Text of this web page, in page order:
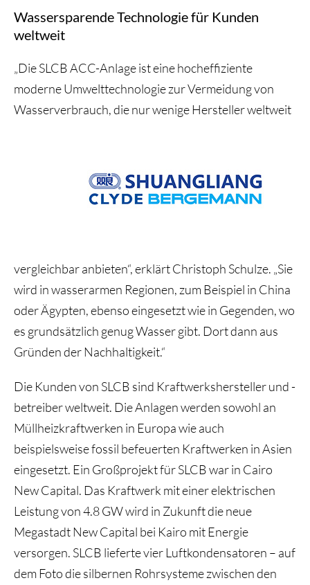
Wassersparende Technologie für Kunden
weltweit
„Die SLCB ACC-Anlage ist eine hocheffiziente
moderne Umwelttechnologie zur Vermeidung von
Wasserverbrauch, die nur wenige Hersteller weltweit
vergleichbar anbieten“, erklärt Christoph Schulze. „Sie
wird in wasserarmen Regionen, zum Beispiel in China
oder Ägypten, ebenso eingesetzt wie in Gegenden, wo
es grundsätzlich genug Wasser gibt. Dort dann aus
Gründen der Nachhaltigkeit.“
Die Kunden von SLCB sind Kraftwerkshersteller und -
betreiber weltweit. Die Anlagen werden sowohl an
Müllheizkraftwerken in Europa wie auch
beispielsweise fossil befeuerten Kraftwerken in Asien
eingesetzt. Ein Großprojekt für SLCB war in Cairo
New Capital. Das Kraftwerk mit einer elektrischen
Leistung von 4.8 GW wird in Zukunft die neue
Megastadt New Capital bei Kairo mit Energie
versorgen. SLCB lieferte vier Luftkondensatoren – auf
dem Foto die silbernen Rohrsysteme zwischen den